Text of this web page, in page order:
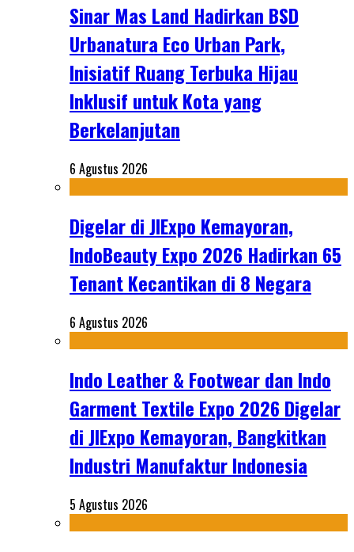
Sinar Mas Land Hadirkan BSD
Urbanatura Eco Urban Park,
Inisiatif Ruang Terbuka Hijau
Inklusif untuk Kota yang
Berkelanjutan
6 Agustus 2026
Digelar di JIExpo Kemayoran,
IndoBeauty Expo 2026 Hadirkan 65
Tenant Kecantikan di 8 Negara
6 Agustus 2026
Indo Leather & Footwear dan Indo
Garment Textile Expo 2026 Digelar
di JIExpo Kemayoran, Bangkitkan
Industri Manufaktur Indonesia
5 Agustus 2026